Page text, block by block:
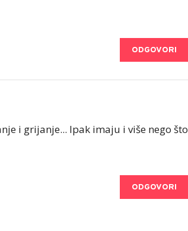
ODGOVORI
i grijanje... Ipak imaju i više nego što
ODGOVORI